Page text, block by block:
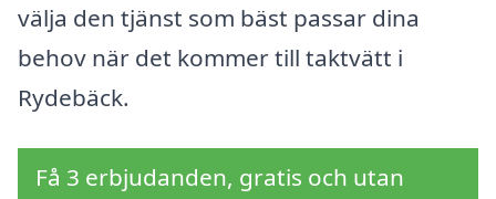
välja den tjänst som bäst passar dina
behov när det kommer till taktvätt i
Rydebäck.
Få 3 erbjudanden, gratis och utan